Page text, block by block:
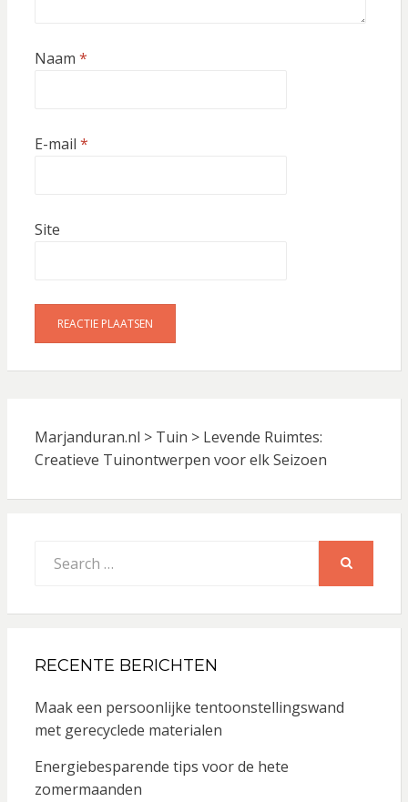
Naam *
E-mail *
Site
Marjanduran.nl > Tuin > Levende Ruimtes:
Creatieve Tuinontwerpen voor elk Seizoen
for:
RECENTE BERICHTEN
Maak een persoonlijke tentoonstellingswand
met gerecyclede materialen
Energiebesparende tips voor de hete
zomermaanden